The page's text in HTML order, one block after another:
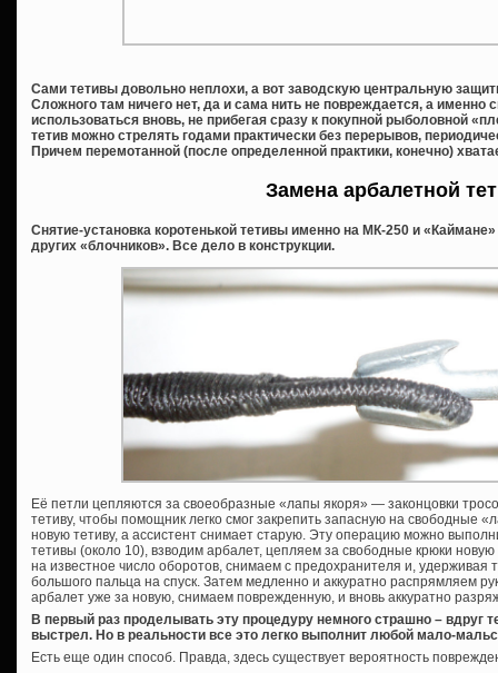
Сами тетивы довольно неплохи, а вот заводскую центральную
Сложного там ничего нет, да и сама нить не повреждается, а именно
использоваться вновь, не прибегая сразу к покупной рыболовной
тетив можно стрелять годами практически без перерывов,
Причем перемотанной (после определенной практики, конечно)
Замена арбалетной
Снятие-установка коротенькой тетивы именно на МК-250 и
других «блочников». Все дело в конструкции.
Её петли цепляются за своеобразные «лапы якоря» — законцовки
тетиву, чтобы помощник легко смог закрепить запасную на свободные
новую тетиву, а ассистент снимает старую. Эту операцию можно
тетивы (около 10), взводим арбалет, цепляем за свободные крюки новую
на известное число оборотов, снимаем с предохранителя и, удерживая
большого пальца на спуск. Затем медленно и аккуратно распрямляем
арбалет уже за новую, снимаем поврежденную, и вновь аккуратно
В первый раз проделывать эту процедуру немного страшно – вдруг
выстрел. Но в реальности все это легко выполнит любой мало-
Есть еще один способ. Правда, здесь существует вероятность